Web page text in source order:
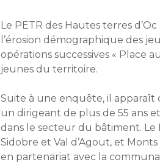
Le PETR des Hautes terres
l’érosion démographique des
opérations successives « Place
jeunes du territoire.
Suite à une enquête, il
un dirigeant de plus de 55 ans
dans le secteur du bâtiment.
Sidobre et Val d’Agout, et
en partenariat avec la